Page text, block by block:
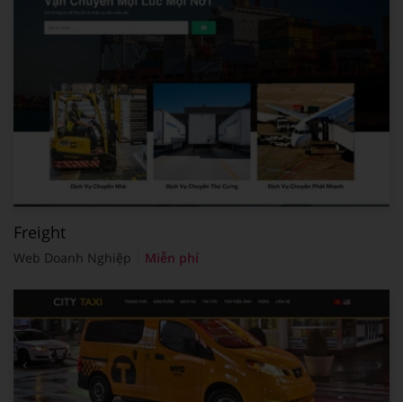
Freight
Web Doanh Nghiệp Miễn phí